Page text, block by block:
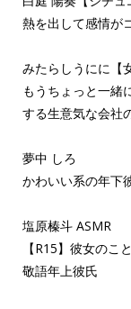
熱を出して感情が
みたらしうにに【
もうちょっと一緒
する生意気な会社
夢中 しろ
かわいい系の年下
塩原榛斗 ASMR
【R15】彼女のこ
敬語年上彼氏